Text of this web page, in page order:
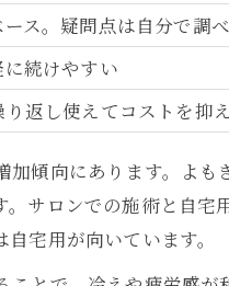
ス。疑問点は自分で調
続けやすい
返し使えてコストを抑
傾向にあります。よも
サロンでの施術と自宅
宅用が向いています。